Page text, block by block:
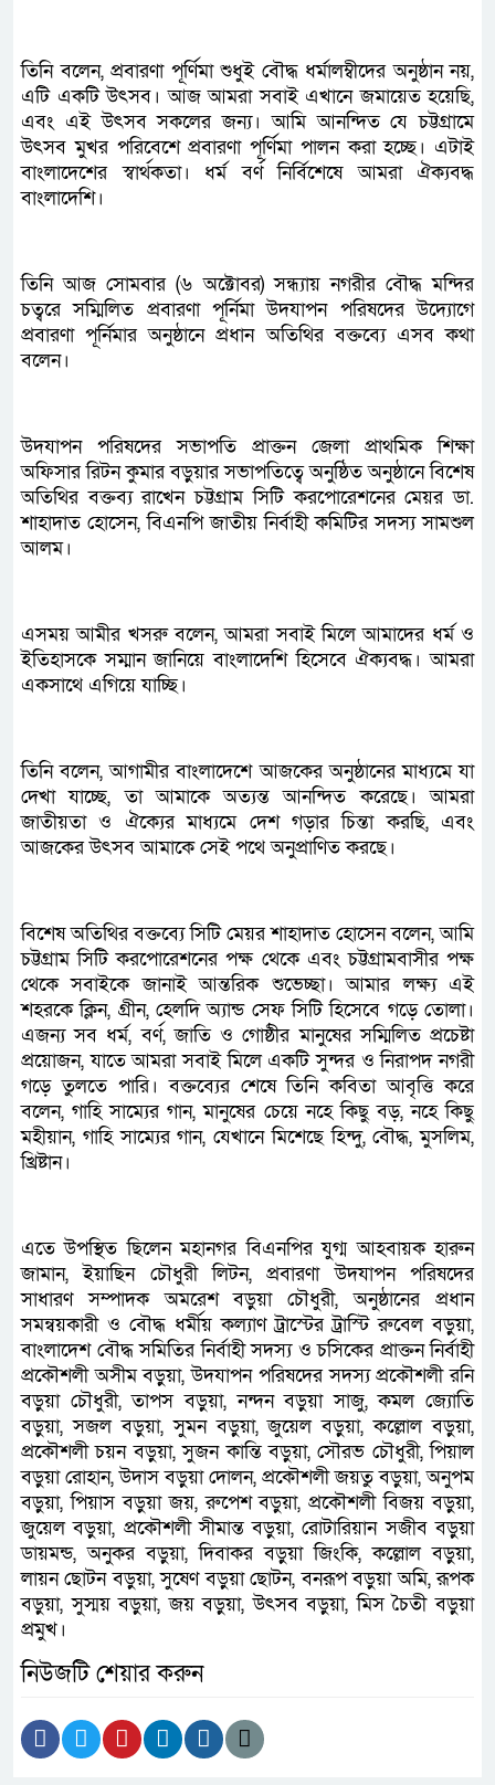
তিনি বলেন, প্রবারণা পূর্ণিমা শুধুই বৌদ্ধ ধর্মালম্বীদের অনুষ্ঠান নয়,
এটি একটি উৎসব। আজ আমরা সবাই এখানে জমায়েত হয়েছি,
এবং এই উৎসব সকলের জন্য। আমি আনন্দিত যে চট্টগ্রামে
উৎসব মুখর পরিবেশে প্রবারণা পূর্ণিমা পালন করা হচ্ছে। এটাই
বাংলাদেশের স্বার্থকতা। ধর্ম বর্ণ নির্বিশেষে আমরা ঐক্যবদ্ধ
বাংলাদেশি।
তিনি আজ সোমবার (৬ অক্টোবর) সন্ধ্যায় নগরীর বৌদ্ধ মন্দির
চত্বরে সম্মিলিত প্রবারণা পূর্নিমা উদযাপন পরিষদের উদ্যোগে
প্রবারণা পূর্নিমার অনুষ্ঠানে প্রধান অতিথির বক্তব্যে এসব কথা
বলেন।
উদযাপন পরিষদের সভাপতি প্রাক্তন জেলা প্রাথমিক শিক্ষা
অফিসার রিটন কুমার বড়ুয়ার সভাপতিত্বে অনুষ্ঠিত অনুষ্ঠানে বিশেষ
অতিথির বক্তব্য রাখেন চট্টগ্রাম সিটি করপোরেশনের মেয়র ডা.
শাহাদাত হোসেন, বিএনপি জাতীয় নির্বাহী কমিটির সদস্য সামশুল
আলম।
এসময় আমীর খসরু বলেন, আমরা সবাই মিলে আমাদের ধর্ম ও
ইতিহাসকে সম্মান জানিয়ে বাংলাদেশি হিসেবে ঐক্যবদ্ধ। আমরা
একসাথে এগিয়ে যাচ্ছি।
তিনি বলেন, আগামীর বাংলাদেশে আজকের অনুষ্ঠানের মাধ্যমে যা
দেখা যাচ্ছে, তা আমাকে অত্যন্ত আনন্দিত করেছে। আমরা
জাতীয়তা ও ঐক্যের মাধ্যমে দেশ গড়ার চিন্তা করছি, এবং
আজকের উৎসব আমাকে সেই পথে অনুপ্রাণিত করছে।
বিশেষ অতিথির বক্তব্যে সিটি মেয়র শাহাদাত হোসেন বলেন, আমি
চট্টগ্রাম সিটি করপোরেশনের পক্ষ থেকে এবং চট্টগ্রামবাসীর পক্ষ
থেকে সবাইকে জানাই আন্তরিক শুভেচ্ছা। আমার লক্ষ্য এই
শহরকে ক্লিন, গ্রীন, হেলদি অ্যান্ড সেফ সিটি হিসেবে গড়ে তোলা।
এজন্য সব ধর্ম, বর্ণ, জাতি ও গোষ্ঠীর মানুষের সম্মিলিত প্রচেষ্টা
প্রয়োজন, যাতে আমরা সবাই মিলে একটি সুন্দর ও নিরাপদ নগরী
গড়ে তুলতে পারি। বক্তব্যের শেষে তিনি কবিতা আবৃত্তি করে
বলেন, গাহি সাম্যের গান, মানুষের চেয়ে নহে কিছু বড়, নহে কিছু
মহীয়ান, গাহি সাম্যের গান, যেখানে মিশেছে হিন্দু, বৌদ্ধ, মুসলিম,
খ্রিষ্টান।
এতে উপস্থিত ছিলেন মহানগর বিএনপির যুগ্ম আহবায়ক হারুন
জামান, ইয়াছিন চৌধুরী লিটন, প্রবারণা উদযাপন পরিষদের
সাধারণ সম্পাদক অমরেশ বড়ুয়া চৌধুরী, অনুষ্ঠানের প্রধান
সমন্বয়কারী ও বৌদ্ধ ধর্মীয় কল্যাণ ট্রাস্টের ট্রাস্টি রুবেল বড়ুয়া,
বাংলাদেশ বৌদ্ধ সমিতির নির্বাহী সদস্য ও চসিকের প্রাক্তন নির্বাহী
প্রকৌশলী অসীম বড়ুয়া, উদযাপন পরিষদের সদস্য প্রকৌশলী রনি
বড়ুয়া চৌধুরী, তাপস বড়ুয়া, নন্দন বড়ুয়া সাজু, কমল জ্যোতি
বড়ুয়া, সজল বড়ুয়া, সুমন বড়ুয়া, জুয়েল বড়ুয়া, কল্লোল বড়ুয়া,
প্রকৌশলী চয়ন বড়ুয়া, সুজন কান্তি বড়ুয়া, সৌরভ চৌধুরী, পিয়াল
বড়ুয়া রোহান, উদাস বড়ুয়া দোলন, প্রকৌশলী জয়তু বড়ুয়া, অনুপম
বড়ুয়া, পিয়াস বড়ুয়া জয়, রুপেশ বড়ুয়া, প্রকৌশলী বিজয় বড়ুয়া,
জুয়েল বড়ুয়া, প্রকৌশলী সীমান্ত বড়ুয়া, রোটারিয়ান সজীব বড়ুয়া
ডায়মন্ড, অনুকর বড়ুয়া, দিবাকর বড়ুয়া জিংকি, কল্লোল বড়ুয়া,
লায়ন ছোটন বড়ুয়া, সুষেণ বড়ুয়া ছোটন, বনরূপ বড়ুয়া অমি, রূপক
বড়ুয়া, সুস্ময় বড়ুয়া, জয় বড়ুয়া, উৎসব বড়ুয়া, মিস চৈতী বড়ুয়া
প্রমুখ।
নিউজটি শেয়ার করুন